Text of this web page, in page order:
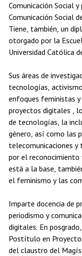
PERIODISMO
Estudiantes
Comunicación Social
Comunicación Social
Tiene, también, un
otorgado por la
Universidad Católica
Sus áreas de
tecnologías,
enfoques feministas
proyectos digitales ,
de tecnologías, la
género, así como las
telecomunicaciones y
por el reconocimiento
está a la base,
el feminismo y las
Imparte docencia de
periodismo y
digitales. En
Postítulo en
del claustro del